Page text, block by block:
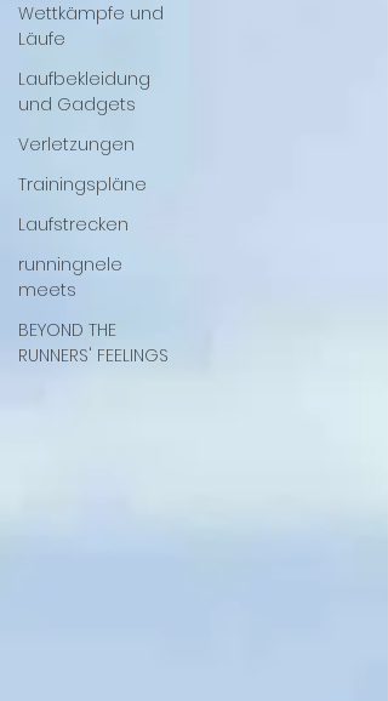
Wettkämpfe und
Läufe
Laufbekleidung
und Gadgets
Verletzungen
Trainingspläne
Laufstrecken
runningnele
meets
BEYOND THE
RUNNERS' FEELINGS